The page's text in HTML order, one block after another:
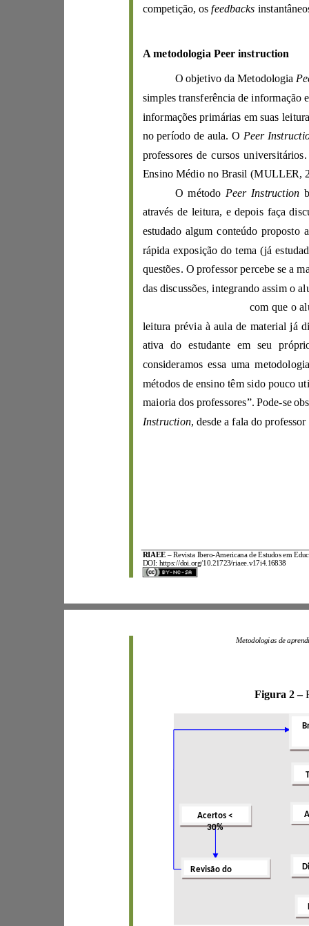
RIAEE – Revista Ibero-
DOI: https://doi.org/10.21723/riaee.v17i4.16838
competição, os feedbacks
A metodologia Peer instruction
O objetivo da Metodologia
simples transferência de informação
informações primárias em sua
no período de aula. O
Peer
Ensino Mé dio no Brasil (MU
LLER,
O método
Peer Instruction
rápida exposição
questões.
consideramos
maioria dos professores”. Pode-
Instruction
Figura 2–
Acertos <
30%
Revisão do